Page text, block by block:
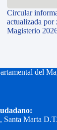
Circular
actualizada por
Magisterio
del
Santa Marta